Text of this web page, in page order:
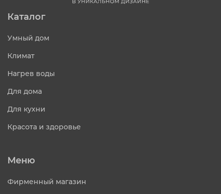
Каталог
Умный дом
Климат
Нагрев воды
Для дома
Для кухни
Красота и здоровье
Меню
Фирменный магазин